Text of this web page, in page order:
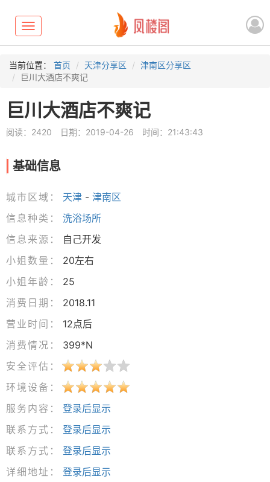
Toggle
navigation
当前位置： 首页 天津分享区
津南区分享区
巨川大酒店不爽记
巨川大酒店不爽记
阅读：2420 日期：2019-04-26 时间：21:43:43
基础信息
城市区域： 天津 - 津南区
信息种类：
洗浴场所
信息来源：
自己开发
小姐数量：
20左右
小姐年龄：
25
消费日期：
2018.11
营业时间：
12点后
消费情况：
399*N
安全评估：
环境设备：
服务内容：
登录后显示
联系方式：
登录后显示
联系方式：
登录后显示
详细地址：
登录后显示